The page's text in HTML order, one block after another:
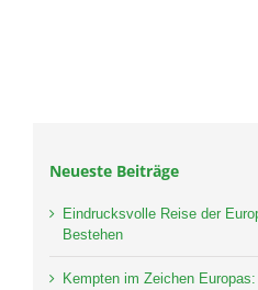
Neueste Beiträge
Eindrucksvolle Reise der
Bestehen
Kempten im Zeichen